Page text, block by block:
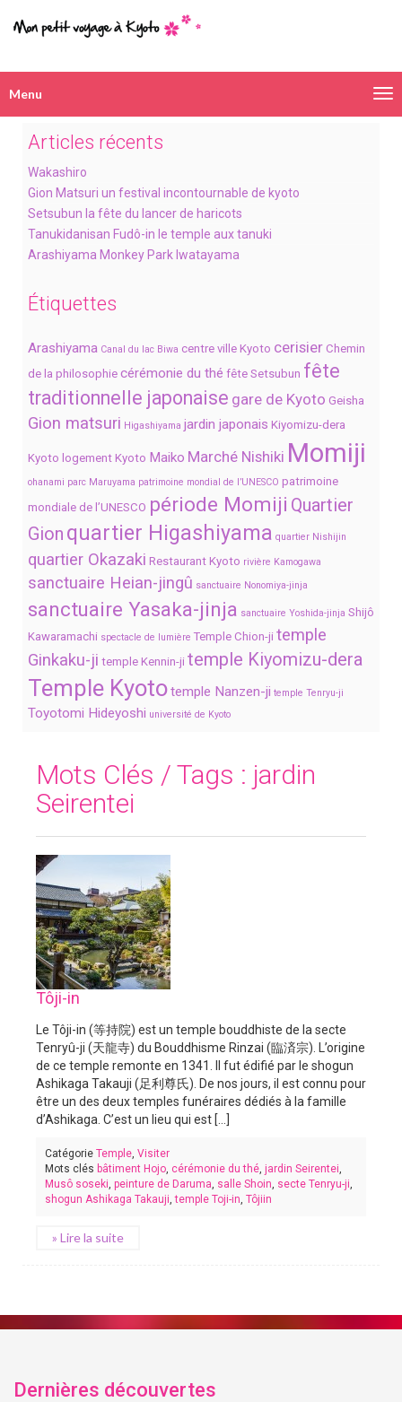
Menu
Articles récents
Wakashiro
Gion Matsuri un festival incontournable de kyoto
Setsubun la fête du lancer de haricots
Tanukidanisan Fudô-in le temple aux tanuki
Arashiyama Monkey Park Iwatayama
Étiquettes
Arashiyama Canal du lac Biwa centre ville Kyoto cerisier Chemin
de la philosophie cérémonie du thé fête Setsubun fête
traditionnelle japonaise gare de Kyoto Geisha
Gion matsuri Higashiyama jardin japonais Kiyomizu-dera
Kyoto logement Kyoto Maiko Marché Nishiki Momiji
ohanami parc Maruyama patrimoine mondial de l’UNESCO patrimoine
mondiale de l’UNESCO période Momiji Quartier
Gion quartier Higashiyama quartier Nishijin
quartier Okazaki Restaurant Kyoto rivière Kamogawa
sanctuaire Heian-jingû sanctuaire Nonomiya-jinja
sanctuaire Yasaka-jinja sanctuaire Yoshida-jinja Shijô
Kawaramachi spectacle de lumière Temple Chion-ji temple
Ginkaku-ji temple Kennin-ji temple Kiyomizu-dera
Temple Kyototemple Nanzen-ji temple Tenryu-ji
Toyotomi Hideyoshi université de Kyoto
Mots Clés / Tags : jardin
Seirentei
Tôji-in
Le Tôji-in (等持院) est un temple bouddhiste de la secte
Tenryû-ji (天龍寺) du Bouddhisme Rinzai (臨済宗). L’origine
de ce temple remonte en 1341. Il fut édifié par le shogun
Ashikaga Takauji (足利尊氏). De nos jours, il est connu pour
être un des deux temples funéraires dédiés à la famille
d’Ashikaga. C’est un lieu qui est [...]
Catégorie Temple, Visiter
Mots clés bâtiment Hojo, cérémonie du thé, jardin Seirentei,
Musô soseki, peinture de Daruma, salle Shoin, secte Tenryu-ji,
shogun Ashikaga Takauji,temple Toji-in, Tôjiin
» Lire la suite
Dernières découvertes